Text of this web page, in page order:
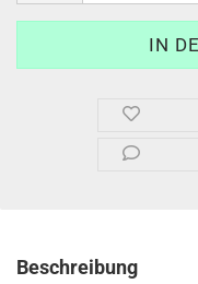
Beschreibung